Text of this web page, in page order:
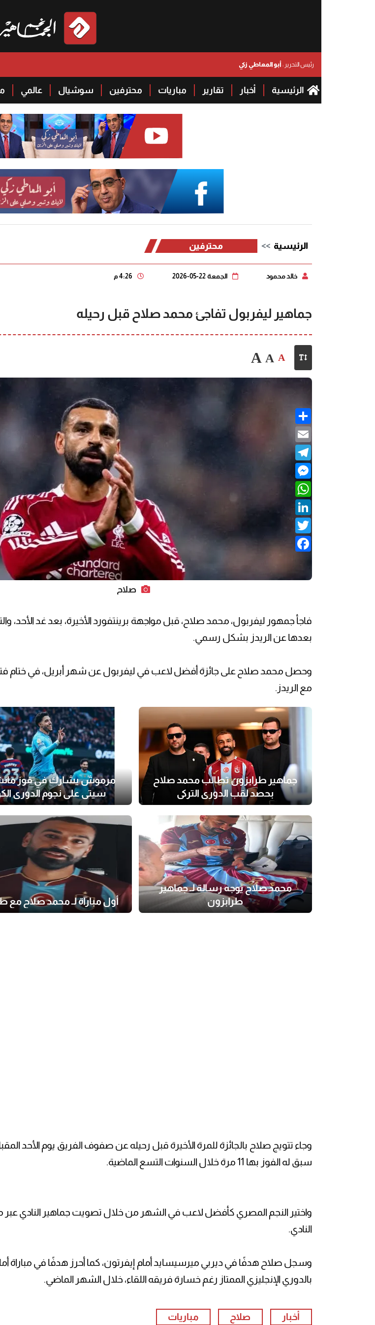
رئيس التحرير :أبو المعاطي زكي
الرئيسية أخبار تقارير مباريات محترفين سوشيال عالمي
الرئيسية محترفين
خالد محمود الجمعة 22-05-2026
جماهير ليفربول تفاجئ محمد صلاح قبل رحيله
A
A
A
Share
Email
Telegram
Messenger
WhatsApp
LinkedIn
Twitter
Facebook
صلاح
فاجأ جمهور ليفربول، محمد صلاح، قبل مواجهة برينتفورد الأخيرة، بعد غد الأحد،
بعدها عن الريدز بشكل رسمي.
وحصل محمد صلاح على جائزة أفضل لاعب في ليفربول عن شهر أبريل، في ختام
مع الريدز.
جماهير طرابزون تطالب محمد صلاح
بحصد لقب الدورى التركى
مرموش يشارك في فوز
سيتي على نجوم الدوري
محمد صلاح يوجه رسالة لـ جماهير
طرابزون
أول مباراة لـ محمد صلاح مع
وجاء تتويج صلاح بالجائزة للمرة الأخيرة قبل رحيله عن صفوف الفريق يوم الأحد
سبق له الفوز بها 11 مرة خلال السنوات التسع الماضية.
واختير النجم المصري كأفضل لاعب في الشهر من خلال تصويت جماهير النادي عبر
النادي.
وسجل صلاح هدفًا في ديربي ميرسيسايد أمام إيفرتون، كما أحرز هدفًا في مباراة
بالدوري الإنجليزي الممتاز رغم خسارة فريقه اللقاء، خلال الشهر الماضي.
أخبار صلاح مباريات